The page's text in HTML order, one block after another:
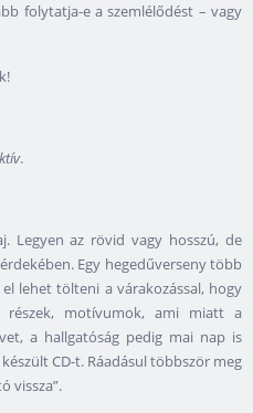
folytatja-e a szemlélődést – vagy
.
Legyen az rövid vagy hosszú, de
Egy hegedűverseny több
lehet tölteni a várakozással, hogy
részek, motívumok, ami miatt a
a hallgatóság pedig mai nap is
CD-t. Ráadásul többször meg
vissza”.